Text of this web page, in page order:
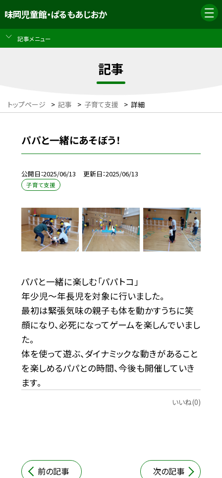
味岡児童館・ぱるもあじおか
記事メニュー
記事
トップページ > 記事 > 子育て支援 > 詳細
パパと一緒にあそぼう！
公開日 2025/06/13 更新日 2025/06/13
子育て支援
パパと一緒に楽しむ「パパトコ」
年少児～年長児を対象に行いました。
最初は緊張気味の親子も体を動かすうちに笑
顔になり、必死になってゲームを楽しんでいまし
た。
体を使って遊ぶ、ダイナミックな動きがあること
を楽しめるパパとの時間、今後も開催していき
ます。
いいね(0)
前の記事 次の記事